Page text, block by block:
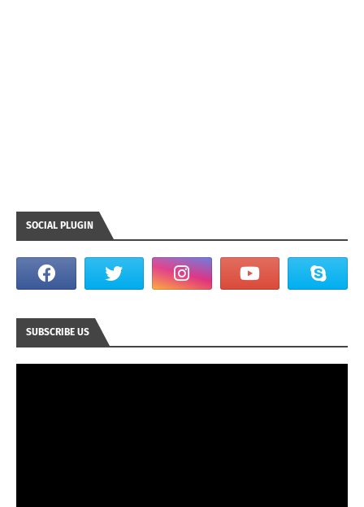
SOCIAL PLUGIN
SUBSCRIBE US